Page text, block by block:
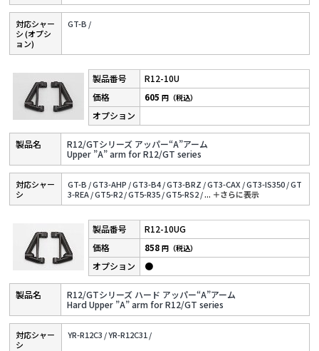
対応シャー
シ (オプシ
ョン)
GT-B /
R12-10U
R12/GTシリーズ アッパー“A”アーム
Upper ”A” arm for R12/GT series
605円（税込）
対応シャー
シ
GT-B /GT3-AHP /GT3-B4 /GT3-BRZ /GT3-CAX /GT3-IS350 /GT
3-REA /GT5-R2 /GT5-R35 /GT5-RS2 /... ＋さらに表⽰
R12-10UG
R12/GTシリーズ ハード アッパー“A”アーム
Hard Upper ”A” arm for R12/GT series
858円（税込）
●
対応シャー
シ
YR-R12C3 /YR-R12C31 /